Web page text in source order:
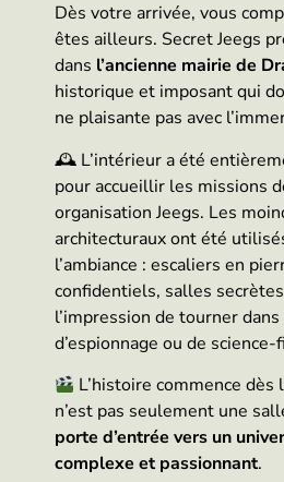
Dès votre arrivée, vous
êtes ailleurs. Secret Jeegs
dans l’ancienne mairie de
historique et imposant qui
ne plaisante pas avec
🕰 L’intérieur a été
pour accueillir les missions
organisation Jeegs. Les
architecturaux ont été
l’ambiance : escaliers en
confidentiels, salles
l’impression de tourner
d’espionnage ou de science-
L’histoire commence dès
n’est pas seulement une
porte d’entrée vers un
complexe et passionnant.